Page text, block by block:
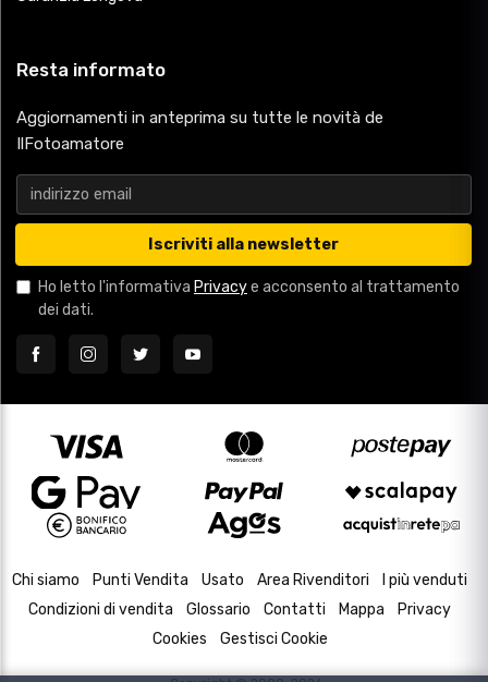
Resta informato
Aggiornamenti in anteprima su tutte le novità de
IlFotoamatore
Iscriviti alla newsletter
Ho letto l'informativa Privacye acconsento al trattamento
dei dati.
Chi siamo Punti Vendita Usato Area Rivenditori
I più venduti
Condizioni di vendita
Glossario Contatti Mappa
Privacy
Cookies
Gestisci Cookie